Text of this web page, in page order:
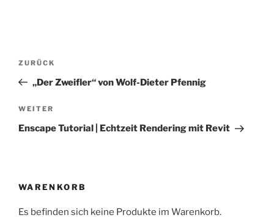
ZURÜCK
„Der Zweifler“ von Wolf-Dieter Pfennig
WEITER
Enscape Tutorial | Echtzeit Rendering mit Revit
WARENKORB
Es befinden sich keine Produkte im Warenkorb.